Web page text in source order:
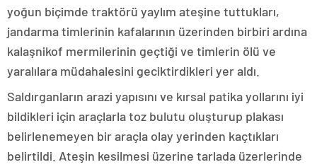
yoğun biçimde traktörü yaylım ateşine tuttukları,
jandarma timlerinin kafalarının üzerinden birbiri ardına
kalaşnikof mermilerinin geçtiği ve timlerin ölü ve
yaralılara müdahalesini geciktirdikleri yer aldı.
Saldırganların arazi yapısını ve kırsal patika yollarını iyi
bildikleri için araçlarla toz bulutu oluşturup plakası
belirlenemeyen bir araçla olay yerinden kaçtıkları
belirtildi. Ateşin kesilmesi üzerine tarlada üzerlerinde